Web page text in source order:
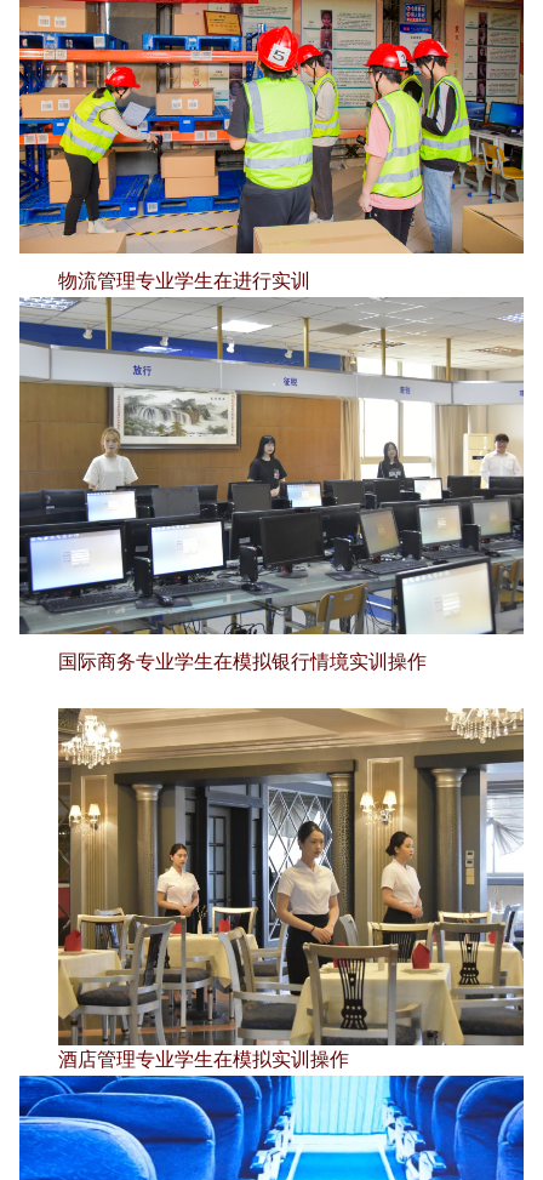
物流管理专业学生在进行实训
国际商务专业学生在模拟银行情境实训操作
酒店管理专业学生在模拟实训操作